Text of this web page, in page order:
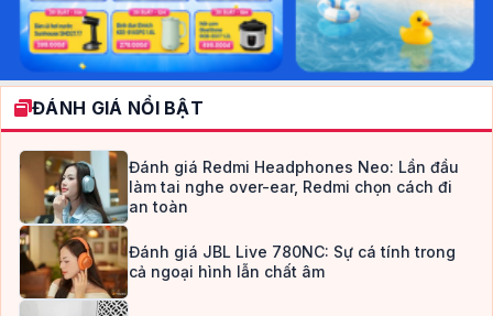
ĐÁNH GIÁ NỔI BẬT
Đánh giá Redmi Headphones Neo: Lần đầu
làm tai nghe over-ear, Redmi chọn cách đi
an toàn
Đánh giá JBL Live 780NC: Sự cá tính trong
cả ngoại hình lẫn chất âm